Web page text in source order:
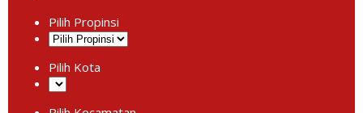
Pilih Propinsi
Pilih Kota